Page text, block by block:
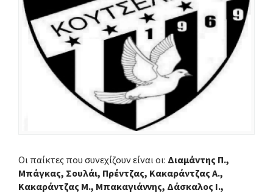
Οι παίκτες που συνεχίζουν είναι οι: Διαμάντης Π.,
Μπάγκας, Σουλάι, Πρέντζας, Κακαράντζας Α.,
Κακαράντζας Μ., Μπακαγιάννης, Δάσκαλος Ι.,